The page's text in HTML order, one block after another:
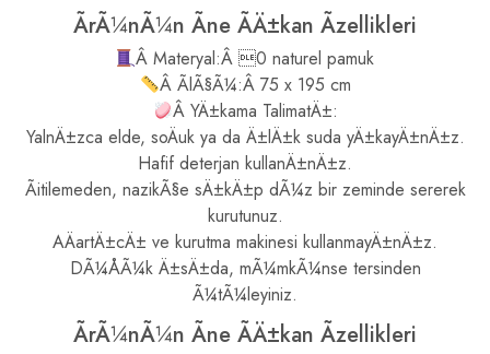
ÃrÃ¼nÃ¼n Ãne ÃÄ±kan Ãzellikleri
Â Materyal:Â 0 naturel pamuk
Â ÃlÃ§Ã¼:Â 75 x 195 cm
Â YÄ±kama TalimatÄ±:
YalnÄ±zca elde, soÄuk ya da Ä±lÄ±k suda yÄ±kayÄ±nÄ±z.
Hafif deterjan kullanÄ±nÄ±z.
Ãitilemeden, nazikÃ§e sÄ±kÄ±p dÃ¼z bir zeminde sererek
kurutunuz.
AÄartÄ±cÄ± ve kurutma makinesi kullanmayÄ±nÄ±z.
DÃ¼ÅÃ¼k Ä±sÄ±da, mÃ¼mkÃ¼nse tersinden
Ã¼tÃ¼leyiniz.
ÃrÃ¼nÃ¼n Ãne ÃÄ±kan Ãzellikleri